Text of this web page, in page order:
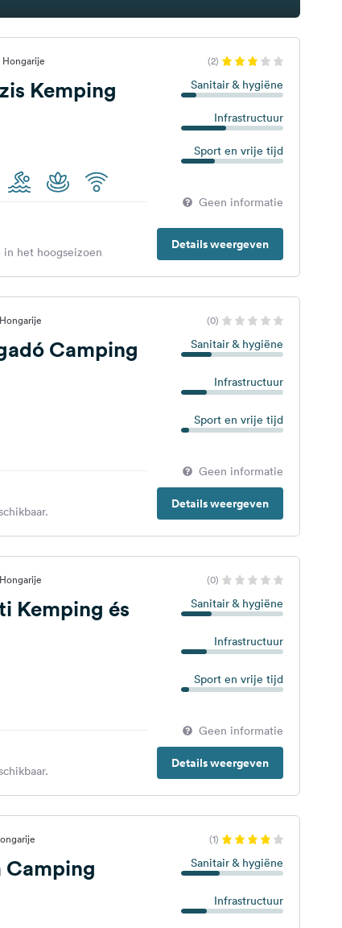
(2)
Kemping Sanitair & hygiëne
Infrastructuur
Sport en vrije tijd
Geen informatie
Details weergeven
in het hoogseizoen
(0)
Camping Sanitair & hygiëne
Infrastructuur
Sport en vrije tijd
Geen informatie
Details weergeven
(0)
Kemping és
Sanitair & hygiëne
Infrastructuur
Sport en vrije tijd
Geen informatie
Details weergeven
(1)
Camping Sanitair & hygiëne
Infrastructuur